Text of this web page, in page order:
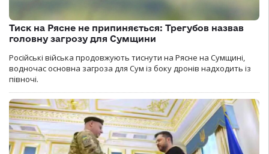
Тиск на Рясне не припиняється: Трегубов назвав
головну загрозу для Сумщини
Російські війська продовжують тиснути на Рясне на Сумщині,
водночас основна загроза для Сум із боку дронів надходить із
півночі.